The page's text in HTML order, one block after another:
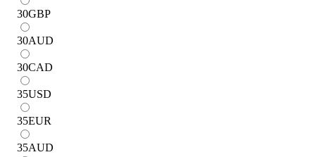
30GBP
30AUD
30CAD
35USD
35EUR
35AUD